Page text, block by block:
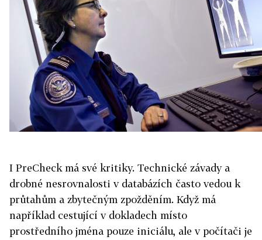
I PreCheck má své kritiky. Technické závady a
drobné nesrovnalosti v databázích často vedou k
průtahům a zbytečným zpožděním. Když má
například cestující v dokladech místo
prostředního jména pouze iniciálu, ale v počítači je